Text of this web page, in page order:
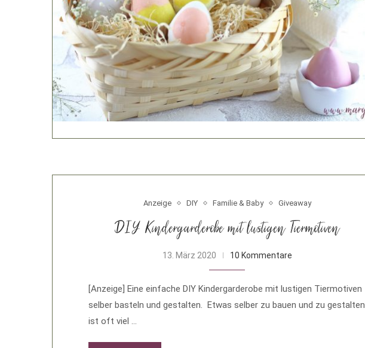
Anzeige DIY Familie & Baby Giveaway
DIY Kindergarderobe mit lustigen Tiermotiven
13. März 2020 10 Kommentare
[Anzeige] Eine einfache DIY Kindergarderobe mit lustigen Tiermotiven
selber basteln und gestalten. Etwas selber zu bauen und zu gestalten
ist oft viel …